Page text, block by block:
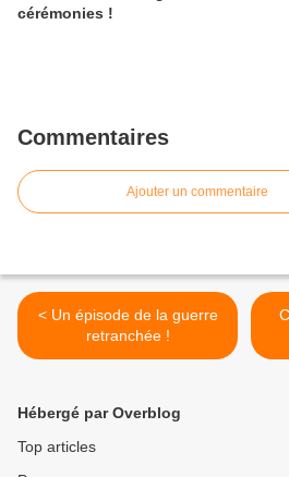
cérémonies !
Commentaires
Ajouter un commentaire
< Un épisode de la guerre
retranchée !
Hébergé par Overblog
Top articles